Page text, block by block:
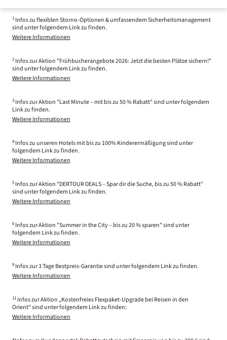
1 Infos zu flexiblen Storno-Optionen & umfassendem Sicherheitsmanagement
sind unter folgendem Link zu finden.
Weitere Informationen
2 Infos zur Aktion "Frühbucherangebote 2026: Jetzt die besten Plätze sichern!"
sind unter folgendem Link zu finden.
Weitere Informationen
3 Infos zur Aktion "Last Minute – mit bis zu 50 % Rabatt" sind unter folgendem
Link zu finden.
Weitere Informationen
4 Infos zu unseren Hotels mit bis zu 100% Kinderermäßigung sind unter
folgendem Link zu finden.
Weitere Informationen
5 Infos zur Aktion "DERTOUR DEALS – Spar dir die Suche, bis zu 50 % Rabatt"
sind unter folgendem Link zu finden.
Weitere Informationen
6 Infos zur Aktion "Summer in the City – bis zu 20 % sparen" sind unter
folgendem Link zu finden.
Weitere Informationen
9 Infos zur 3 Tage Bestpreis-Garantie sind unter folgendem Link zu finden.
Weitere Informationen
11 Infos zur Aktion „Kostenfreies Flexpaket-Upgrade bei Reisen in den
Orient“ sind unter folgendem Link zu finden:
Weitere Informationen